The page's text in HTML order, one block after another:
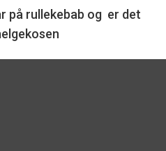
på rullekebab og er det